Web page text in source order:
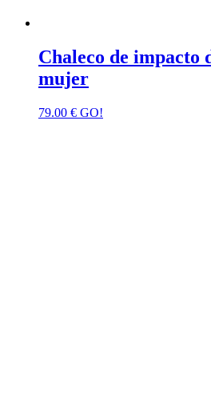
Chaleco de impacto
mujer
79.00 € GO!